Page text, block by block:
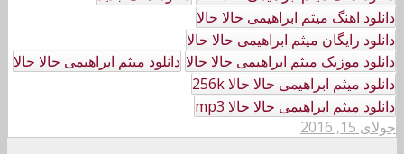
دانلود اهنگ میثم ابراهیمی حالا حالا
دانلود رایگان میثم ابراهیمی حالا حالا
دانلود موزیک میثم ابراهیمی حالا حالا دانلود میثم ابراهیمی حالا حالا
دانلود میثم ابراهیمی حالا حالا 256k
دانلود میثم ابراهیمی حالا حالا mp3
جولای 15, 2016